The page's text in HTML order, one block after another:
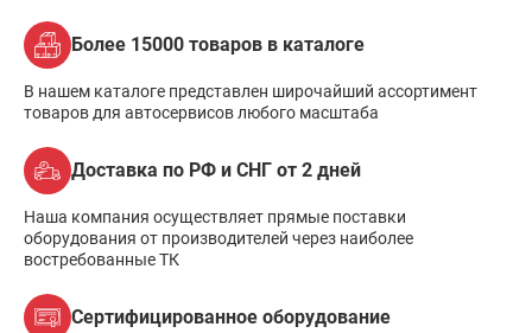
Более 15000 товаров в каталоге
В нашем каталоге представлен широчайший ассортимент
товаров для автосервисов любого масштаба
Доставка по РФ и СНГ от 2 дней
Наша компания осуществляет прямые поставки
оборудования от производителей через наиболее
востребованные ТК
Сертифицированное оборудование